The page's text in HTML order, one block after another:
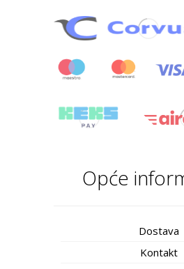
Opće
Dostava
Kontakt